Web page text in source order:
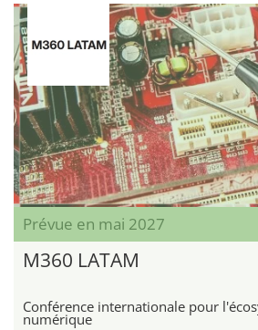
Prévue en mai 2027
M360 LATAM
Conférence internationale pour
numérique